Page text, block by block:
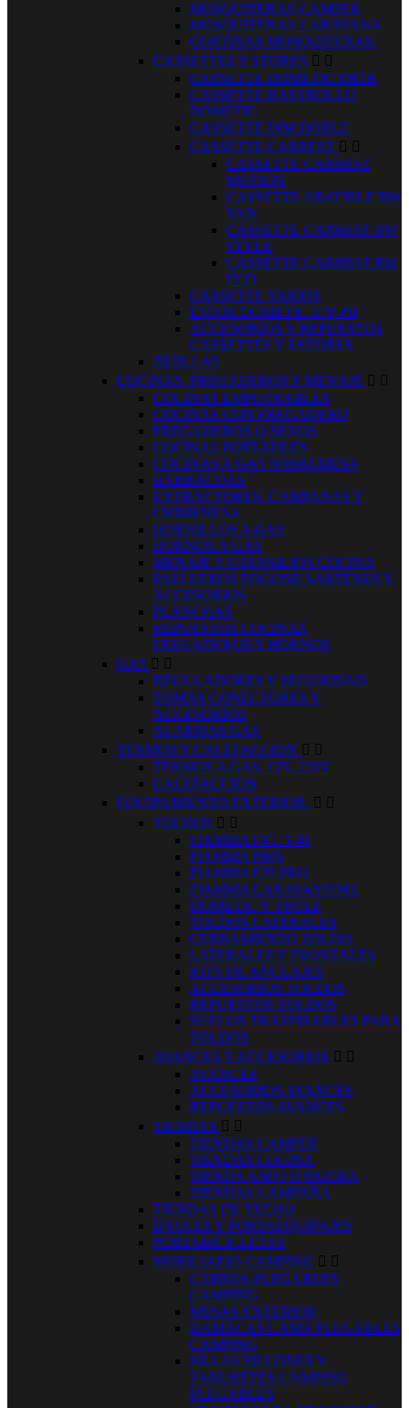
MOSQUITERAS CAMPER
MOSQUITERAS CARAVANA
CORTINAS MOSQUITERAS.
CASSETTES Y STORES  
CASSETTE DOMETIC DB1R
CASSETTE RASTROLLO
DOMETIC
CASSETTE DIM DOBLE
CASSETTE CARBEST  
CASSETTE CARBEST
MOTION
CASSETTE ABATIBLE RW
VAN
CASSETTE CARBEST RW
STYLE
CASSETTE CARBEST RW
ECO
CASSETTE VARIOS
ESTOR DOMETIC S7P-PB
ACCESORIOS Y REPUESTOS
CASSETTES Y ESTORES
REJILLAS
COCINAS, FREGADEROS Y MENAJE  
COCINAS EMPOTRABLES
COCINAS CON FREGADERO
FREGADEROS O SENOS
COCINAS PORTATILES
COCINAS A GAS SOBREMESA
BARBACOAS
EXTRACTORES, CAMPANAS Y
CHIMENEAS
HORNILLOS A GAS
HORNOS A GAS
MENAJE Y UTENSILIOS COCINA
PAELLEROS FOGONE SARTENES Y
ACCESORIOS
PLANCHAS
REPUESTOS COCINAS,
FREGADEROS Y HORNOS
GAS  
REGULADORES Y SEGURIDAD
TOMAS CONECTORES Y
ACCESORIOS
ALARMAS GAS
TERMOS Y CALEFACCION  
TERMOS A GAS, 12V, 220V
CALEFACCION
EQUIPAMIENTO EXTERIOR.  
TOLDOS  
FIAMMA F45 / F40
FIAMMA F80S
FIAMMA F35 PRO
FIAMMA CARAVASTORE
DOMETIC Y TRULE
TOLDOS LATERALES
CERRAMIENTO TOLDO
LATERALES Y FRONTALES
KITS DE ANCLAJES
ACCESORIOS TOLDOS
REPUESTOS TOLDOS
SUELOS TRASPIRABLES PARA
TOLDOS
AVANCES Y ACCESORIOS  
AVANCES
ACCESORIOS AVANCES
REPUESTOS AVANCES
TIENDAS  
TIENDAS CAMPER
TIENDAS COCINA
TIENDA ASEO O DUCHA
TIENDAS CAMPAÑA
TIENDAS DE TECHO
BAULES Y PORTAEQUIPAJES
PORTABICICLETAS
MOBILIARIO CAMPING  
CARROS PLEGABLES
CAMPING
MESAS EXTERIOR
HAMACAS CAMA PLEGABLES
CAMPING
SILLAS SILLONES Y
TABURETES CAMPING
PLEGABLES